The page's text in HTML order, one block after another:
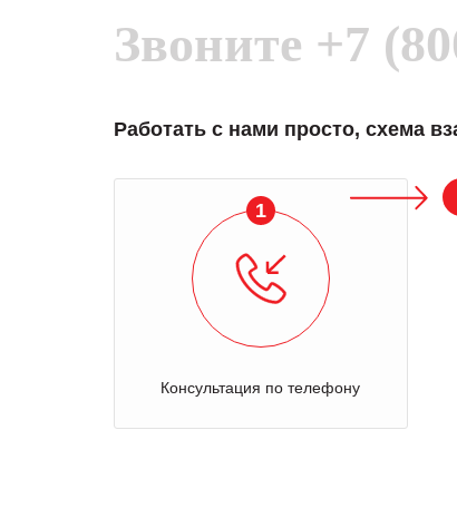
Звоните +7
Работать с нами просто, схема
1
Консультация по телефону